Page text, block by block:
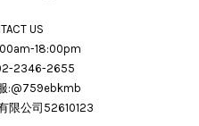
US
18:00pm
2346-2655
:@759ebkmb
限公司52610123